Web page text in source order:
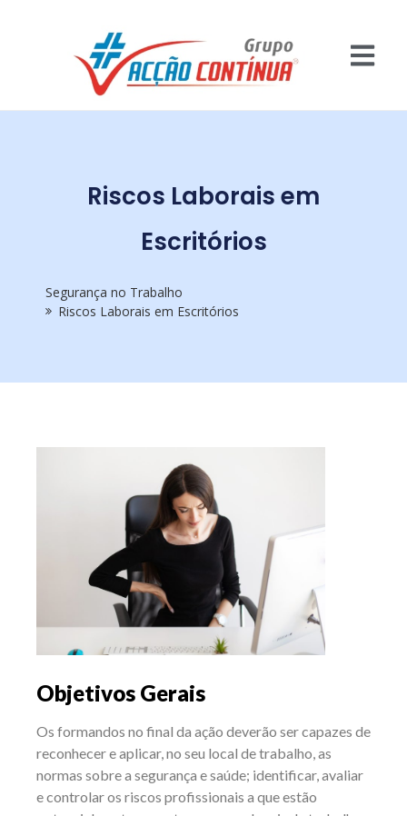
Riscos Laborais em
Escritórios
Segurança no Trabalho
Riscos Laborais em Escritórios
Objetivos Gerais
Os formandos no final da ação deverão ser capazes de
reconhecer e aplicar, no seu local de trabalho, as
normas sobre a segurança e saúde; identificar, avaliar
e controlar os riscos profissionais a que estão